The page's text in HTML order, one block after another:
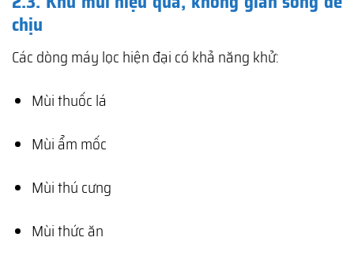
chịu
Các dòng máy lọc hiện đại có khả năng khử:
Mùi thuốc lá
Mùi ẩm mốc
Mùi thú cưng
Mùi thức ăn